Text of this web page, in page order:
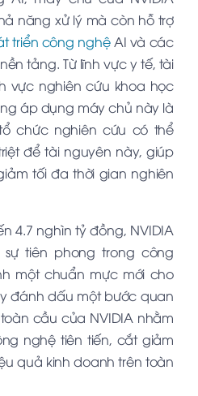
năng xử lý mà còn hỗ trợ
triển công nghệAI và các
tảng. Từ lĩnh vực y tế, tài
vực nghiên cứu khoa học
áp dụng máy chủ này là
chức nghiên cứu có thể
để tài nguyên này, giúp
tối đa thời gian nghiên
4.7 nghìn tỷ đồng, NVIDIA
tiên phong trong công
một chuẩn mực mới cho
đánh dấu một bước quan
cầu của NVIDIA nhằm
nghệ tiên tiến, cắt giảm
quả kinh doanh trên toàn